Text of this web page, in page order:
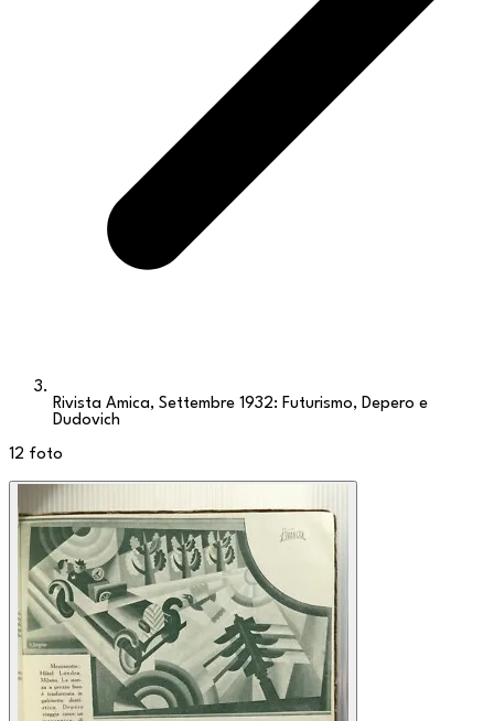
Rivista Amica, Settembre 1932: Futurismo, Depero e
Dudovich
12 foto